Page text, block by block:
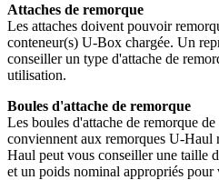
Attaches de remorque
Les attaches doivent pouvoir
conteneur(s) U-Box chargée. Un
conseiller un type d'attache de
utilisation.
Boules d'attache de remorque
Les boules d'attache de remorque
conviennent aux remorques U-Haul
Haul peut vous conseiller une taille
et un poids nominal appropriés pour